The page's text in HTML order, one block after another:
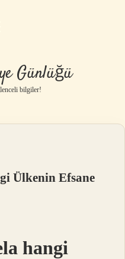
Günlüğü
bilgiler!
Ülkenin Efsane
hangi